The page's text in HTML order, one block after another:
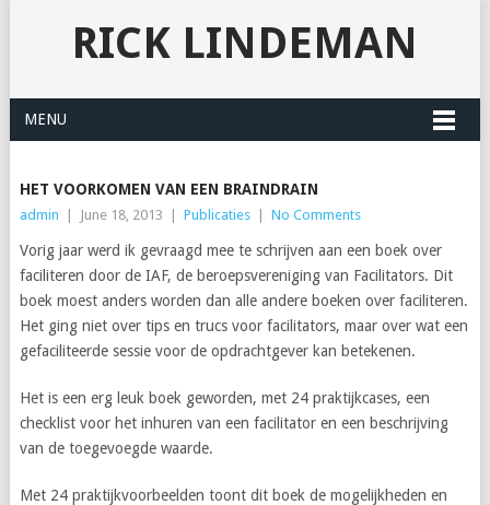
RICK LINDEMAN
MENU
HET VOORKOMEN VAN EEN BRAINDRAIN
admin June 18, 2013 Publicaties No Comments
Vorig jaar werd ik gevraagd mee te schrijven aan een boek over
faciliteren door de IAF, de beroepsvereniging van Facilitators. Dit
boek moest anders worden dan alle andere boeken over faciliteren.
Het ging niet over tips en trucs voor facilitators, maar over wat een
gefaciliteerde sessie voor de opdrachtgever kan betekenen.
Het is een erg leuk boek geworden, met 24 praktijkcases, een
checklist voor het inhuren van een facilitator en een beschrijving
van de toegevoegde waarde.
Met 24 praktijkvoorbeelden toont dit boek de mogelijkheden en